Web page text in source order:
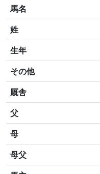
馬名
姓
生年
その他
厩舎
父
母
母父